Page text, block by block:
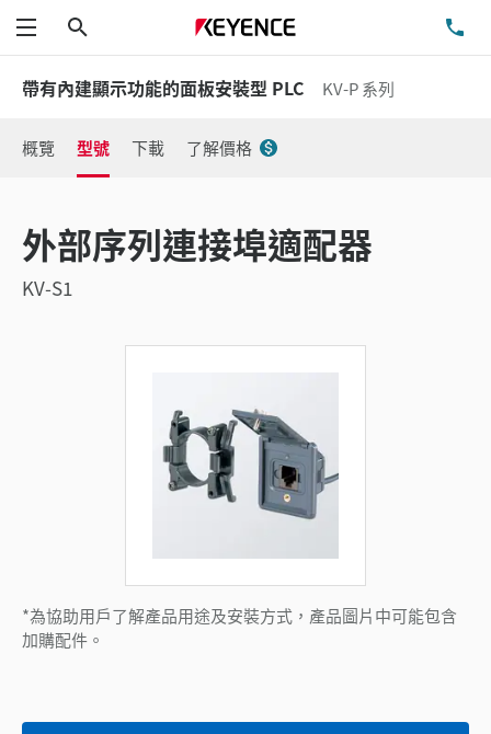
功能表
帶有內建顯示功能的面板安裝型 PLC KV-P 系列
概覽 型號 下載 了解價格
外部序列連接埠適配器
KV-S1
*為協助用戶了解產品用途及安裝方式，產品圖片中可能包含
加購配件。